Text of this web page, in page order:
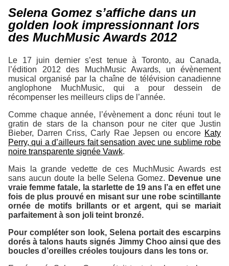
Selena Gomez s’affiche dans un
golden look impressionnant lors
des MuchMusic Awards 2012
Le 17 juin dernier s’est tenue à Toronto, au Canada,
l’édition 2012 des
MuchMusic Awards, un évènement
musical organisé par la chaîne de télévision canadienne
anglophone MuchMusic, qui a pour dessein de
récompenser les meilleurs clips de l’année.
Comme chaque année, l’évènement a donc réuni tout le
gratin de stars de la chanson pour ne citer que Justin
Bieber, Darren Criss, Carly Rae Jepsen ou encore Katy
Perry, qui a d’ailleurs fait sensation avec une sublime robe
noire transparente signée Vawk.
Mais la grande vedette de ces
MuchMusic Awards est
sans aucun doute la belle Selena Gomez. Devenue une
vraie femme fatale, la starlette de 19 ans l’a en effet une
fois de plus prouvé en misant sur une robe scintillante
ornée de motifs brillants or et argent, qui se mariait
parfaitement à son joli teint bronzé.
Pour compléter son look, Selena portait des escarpins
dorés à talons hauts signés Jimmy Choo ainsi que des
boucles d’oreilles créoles toujours dans les tons or.